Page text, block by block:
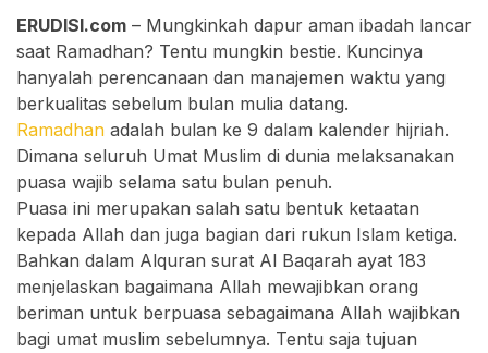
ERUDISI.com – Mungkinkah dapur aman ibadah lancar
saat Ramadhan? Tentu mungkin bestie. Kuncinya
hanyalah perencanaan dan manajemen waktu yang
berkualitas sebelum bulan mulia datang.
Ramadhan adalah bulan ke 9 dalam kalender hijriah.
Dimana seluruh Umat Muslim di dunia melaksanakan
puasa wajib selama satu bulan penuh.
Puasa ini merupakan salah satu bentuk ketaatan
kepada Allah dan juga bagian dari rukun Islam ketiga.
Bahkan dalam Alquran surat Al Baqarah ayat 183
menjelaskan bagaimana Allah mewajibkan orang
beriman untuk berpuasa sebagaimana Allah wajibkan
bagi umat muslim sebelumnya. Tentu saja tujuan